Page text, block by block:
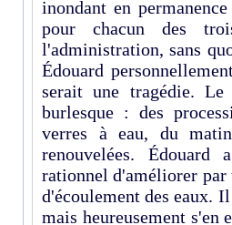
inondant en
pour chacun des
l'administration, sans
Édouard
serait une tragédie.
burlesque : des
verres à eau, du
renouvelées.
rationnel d'améliorer par
d'écoulement des eaux.
mais heureusement s'en